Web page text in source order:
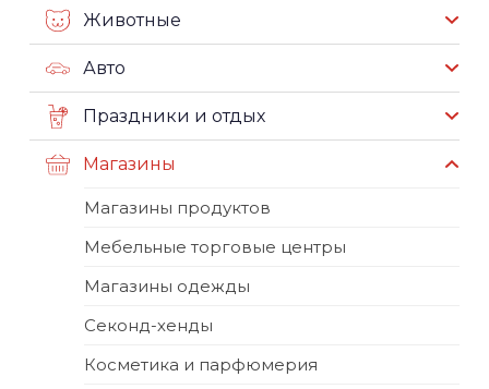
Животные
Авто
Праздники и отдых
Магазины
Магазины продуктов
Мебельные торговые центры
Магазины одежды
Секонд-хенды
Косметика и парфюмерия